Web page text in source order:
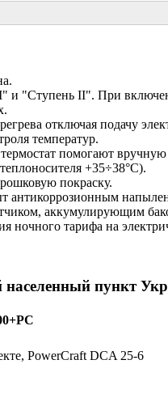
и "Ступень ІІ". При
отключая подачу
температур.
помогают вручную
+35÷38°C).
покраску.
аккумулирующим
ночного тарифа на
населенный пункт
PowerCraft DCA 25-6